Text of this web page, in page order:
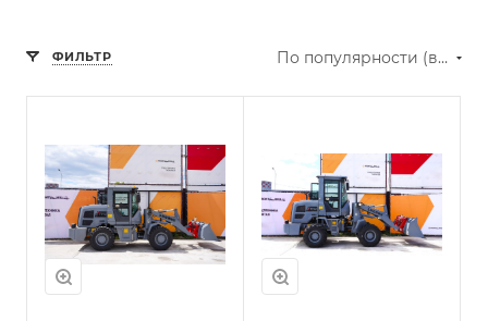
ФИЛЬТР По популярности (возрастание)